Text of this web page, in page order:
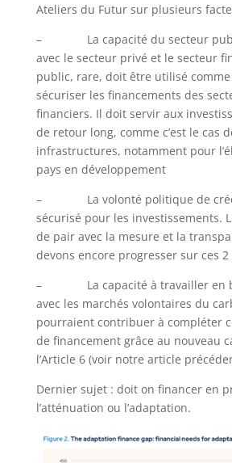
Ateliers du Futur sur plusieurs
– La capacité du secteur
avec le secteur privé et le secteur
public, rare, doit être utilisé
sécuriser les financements des
financiers. Il doit servir aux
de retour long, comme c’est le cas
infrastructures, notamment pour
pays en développement
– La volonté politique de
sécurisé pour les investissements.
de pair avec la mesure et la
devons encore progresser sur ces
– La capacité à travailler en
avec les marchés volontaires du
pourraient contribuer à compléter
de financement grâce au nouveau
l’Article 6 (voir notre article
Dernier sujet : doit on financer en
l’atténuation ou l’adaptation.